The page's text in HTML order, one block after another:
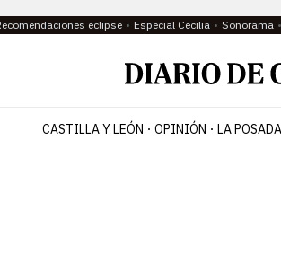
eclipse Especial Cecilia Sonorama
CASTILLA Y LEÓN OPINIÓN LA POSADA